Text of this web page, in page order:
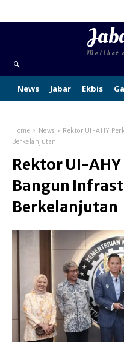
Melihat
News Jabar Ekbis
Home News
Rektor UI-AHY
Berkelanjutan
Rektor UI-
Bangun
Berkelanjutan